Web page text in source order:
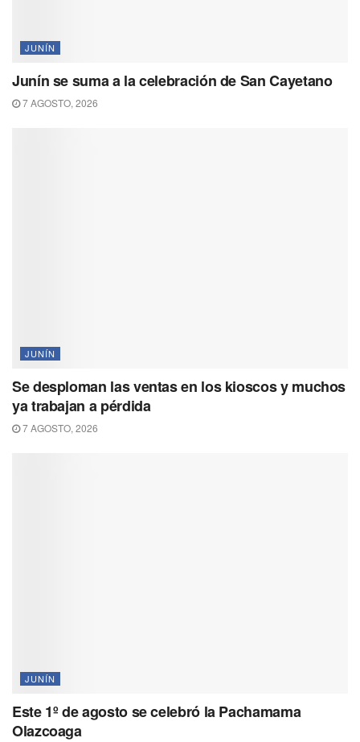
JUNÍN
Junín se suma a la celebración de San Cayetano
7 AGOSTO, 2026
JUNÍN
Se desploman las ventas en los kioscos y muchos
ya trabajan a pérdida
7 AGOSTO, 2026
JUNÍN
Este 1º de agosto se celebró la Pachamama
Olazcoaga